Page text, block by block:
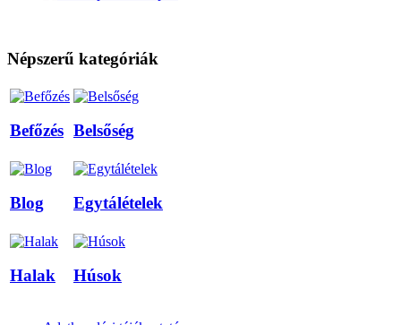
Népszerű kategóriák
Befőzés Belsőség
Blog Egytálételek
Halak Húsok